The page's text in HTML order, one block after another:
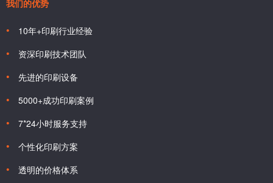
我们的优势
10年+印刷行业经验
资深印刷技术团队
先进的印刷设备
5000+成功印刷案例
7*24小时服务支持
个性化印刷方案
透明的价格体系